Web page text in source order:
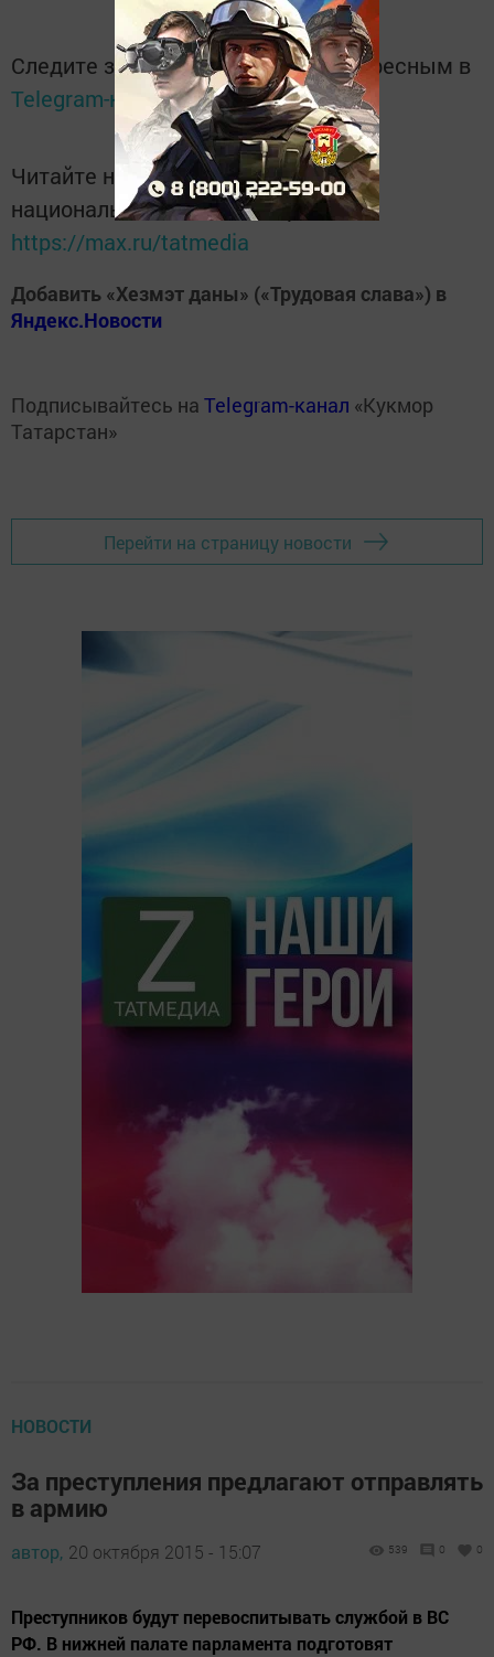
Следите за самым важным и интересным в
Telegram-каналеТатмедиа
Читайте новости Татарстана в
национальном мессенджере MАХ:
https://max.ru/tatmedia
Добавить «Хезмэт даны» («Трудовая слава») в
Яндекс.Новости
Подписывайтесь на Telegram-канал «Кукмор
Татарстан»
Перейти на страницу новости
НОВОСТИ
За преступления предлагают отправлять
в армию
автор, 20 октября 2015 - 15:07 539 0 0
Преступников будут перевоспитывать службой в ВС
РФ. В нижней палате парламента подготовят